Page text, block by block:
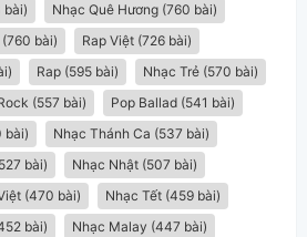
bài)
Nhạc Quê Hương (760 bài)
bài)
Rap Việt (726 bài)
Rap (595 bài)
Nhạc Trẻ (570 bài)
(557 bài)
Pop Ballad (541 bài)
bài)
Nhạc Thánh Ca (537 bài)
bài)
Nhạc Nhật (507 bài)
(470 bài)
Nhạc Tết (459 bài)
bài)
Nhạc Malay (447 bài)